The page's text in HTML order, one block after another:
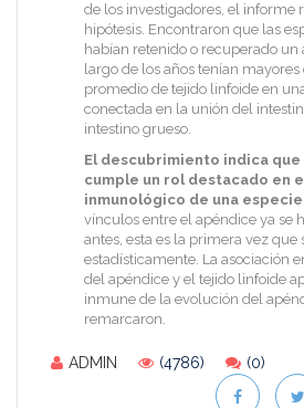
de los investigadores, el informe
hipótesis. Encontraron que las
habían retenido o recuperado un
largo de los años tenían
promedio de tejido linfoide en
conectada en la unión del
intestino grueso.
El descubrimiento indica
cumple un rol destacado en
inmunológico de una especie
vínculos entre el apéndice ya se
antes, esta es la primera vez que
estadísticamente. La asociación
del apéndice y el tejido linfoide
inmune de la evolución del
remarcaron.
ADMIN (4786) (0)